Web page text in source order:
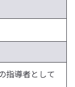
指導者として